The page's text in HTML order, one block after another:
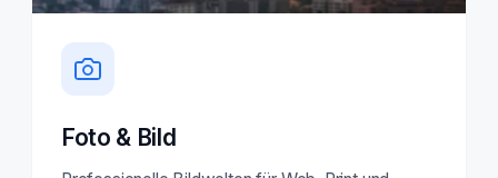
Foto & Bild